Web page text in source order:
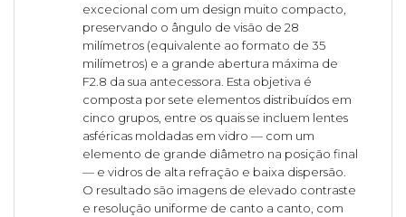
excecional com um design muito compacto,
preservando o ângulo de visão de 28
milímetros (equivalente ao formato de 35
milímetros) e a grande abertura máxima de
F2.8 da sua antecessora. Esta objetiva é
composta por sete elementos distribuídos em
cinco grupos, entre os quais se incluem lentes
asféricas moldadas em vidro — com um
elemento de grande diâmetro na posição final
— e vidros de alta refração e baixa dispersão.
O resultado são imagens de elevado contraste
e resolução uniforme de canto a canto, com